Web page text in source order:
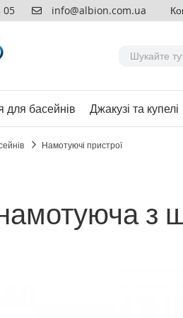
05 info@albion.com.ua
для басейнів Джакузі та купелі
Намотуючі пристрої
з